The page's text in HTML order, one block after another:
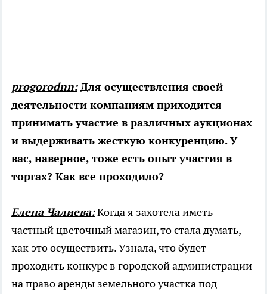
progorodnn:Для осуществления своей
деятельности компаниям приходится
принимать участие в различных аукционах
и выдерживать жесткую конкуренцию. У
вас, наверное, тоже есть опыт участия в
торгах? Как все проходило?
Елена Чалиева:Когда я захотела иметь
частный цветочный магазин, то стала думать,
как это осуществить. Узнала, что будет
проходить конкурс в городской администрации
на право аренды земельного участка под